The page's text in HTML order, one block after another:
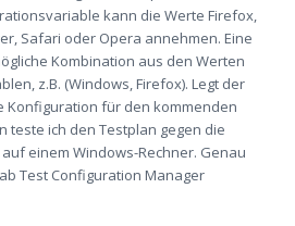
kann die Werte Firefox,
Safari oder Opera annehmen. Eine
Kombination aus den Werten
z.B. (Windows, Firefox). Legt der
Konfiguration für den kommenden
teste ich den Testplan gegen die
einem Windows-Rechner. Genau
Test Configuration Manager